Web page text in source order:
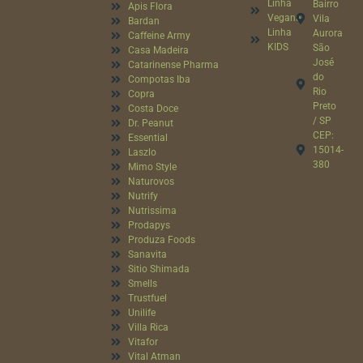
Apis Flora
Bardan
Caffeine Army
Casa Madeira
Catarinense Pharma
Compotas Iba
Copra
Costa Doce
Dr. Peanut
Essential
Laszlo
Mimo Style
Naturovos
Nutrify
Nutrissima
Prodapys
Produza Foods
Sanavita
Sitio Shimada
Smells
Trustfuel
Unilife
Villa Rica
Vitafor
Vital Atman
Linha
Vegana
Linha
KIDS
Bairro
Vila
Aurora
São
José
do
Rio
Preto
/ SP
CEP:
15014-
380